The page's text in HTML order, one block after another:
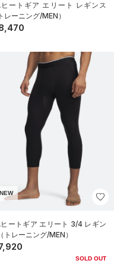
ートギア エリート レギンス
レーニング/MEN）
NEW
ートギア エリート 3/4 レギン
トレーニング/MEN）
SOLD OUT